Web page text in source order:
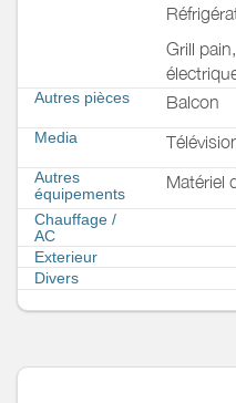
Grill
Autres pièces Balcon
Media
Autres
équipements
Matériel
Chauffage /
AC
Exterieur
Divers